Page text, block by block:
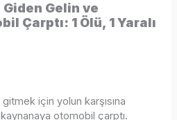
Giden Gelin ve
Çarptı: 1 Ölü, 1 Yaralı
için yolun karşısına
otomobil çarptı.